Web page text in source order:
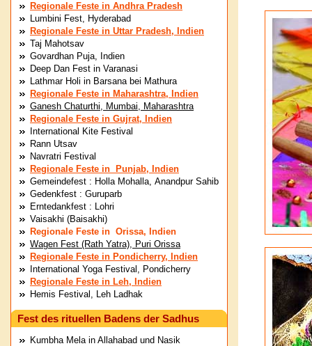
Regionale Feste in Andhra Pradesh
Lumbini Fest, Hyderabad
Regionale Feste in Uttar Pradesh, Indien
Taj Mahotsav
Govardhan Puja, Indien
Deep Dan Fest in Varanasi
Lathmar Holi in Barsana bei Mathura
Regionale Feste in Maharashtra, Indien
Ganesh Chaturthi, Mumbai, Maharashtra
Regionale Feste in Gujrat, Indien
International Kite Festival
Rann Utsav
Navratri Festival
Regionale Feste in Punjab, Indien
Gemeindefest : Holla Mohalla, Anandpur Sahib
Gedenkfest : Guruparb
Erntedankfest : Lohri
Vaisakhi (Baisakhi)
Regionale Feste in Orissa, Indien
Wagen Fest (Rath Yatra), Puri Orissa
Regionale Feste in Pondicherry, Indien
International Yoga Festival, Pondicherry
Regionale Feste in Leh, Indien
Hemis Festival, Leh Ladhak
Fest des rituellen Badens der Sadhus
Kumbha Mela in Allahabad und Nasik